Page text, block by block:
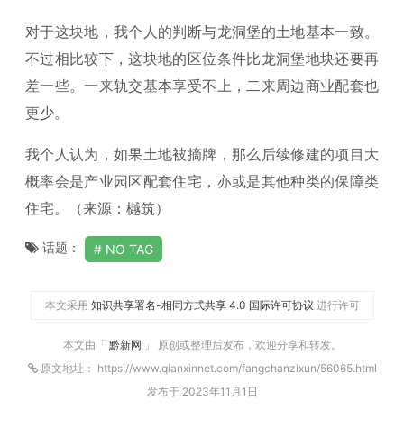
对于这块地，我个人的判断与龙洞堡的土地基本一致。
不过相比较下，这块地的区位条件比龙洞堡地块还要再
差一些。一来轨交基本享受不上，二来周边商业配套也
更少。
我个人认为，如果土地被摘牌，那么后续修建的项目大
概率会是产业园区配套住宅，亦或是其他种类的保障类
住宅。（来源：樾筑）
话题： NO TAG
本文采用 知识共享署名-相同方式共享 4.0 国际许可协议 进行许可
本文由「 黔新网 」 原创或整理后发布，欢迎分享和转发。
原文地址： https://www.qianxinnet.com/fangchanzixun/56065.html
发布于 2023年11月1日